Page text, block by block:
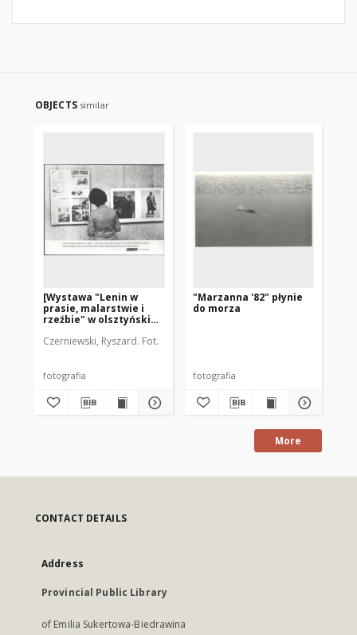
OBJECTS similar
[Wystawa "Lenin w
prasie, malarstwie i
rzeźbie" w olsztyńskim
Czerniewski, Ryszard. Fot.
fotografia
"Marzanna '82" płynie
do morza
fotografia
More
CONTACT DETAILS
Address
Provincial Public Library
of Emilia Sukertowa-Biedrawina